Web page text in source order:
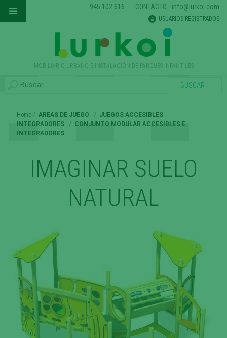
MOBILIARIO URBANO E INSTALACIÓN DE PARQUES INFANTILES
945 102 616 CONTACTO - info@lurkoi.com
USUARIOS REGISTRADOS
Home AREAS DE JUEGO
JUEGOS ACCESIBLES
INTEGRADORES
CONJUNTO MODULAR ACCESIBLES E
INTEGRADORES
IMAGINAR SUELO
NATURAL